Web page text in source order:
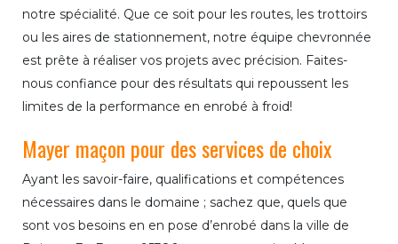
notre spécialité. Que ce soit pour les routes, les trottoirs
ou les aires de stationnement, notre équipe chevronnée
est prête à réaliser vos projets avec précision. Faites-
nous confiance pour des résultats qui repoussent les
limites de la performance en enrobé à froid!
Mayer maçon pour des services de choix
Ayant les savoir-faire, qualifications et compétences
nécessaires dans le domaine ; sachez que, quels que
sont vos besoins en en pose d’enrobé dans la ville de